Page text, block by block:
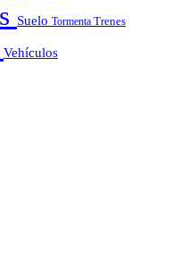
Suelo Tormenta Trenes
Vehículos